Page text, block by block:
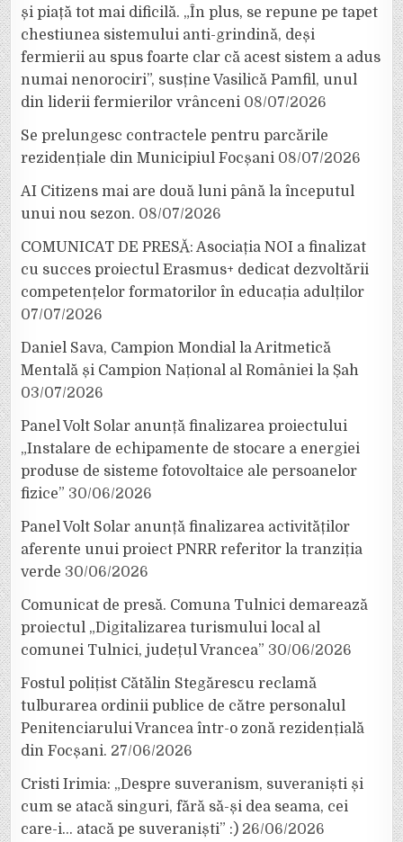
și piață tot mai dificilă. „În plus, se repune pe tapet
chestiunea sistemului anti-grindină, deși
fermierii au spus foarte clar că acest sistem a adus
numai nenorociri”, susține Vasilică Pamfil, unul
din liderii fermierilor vrânceni 08/07/2026
Se prelungesc contractele pentru parcările
rezidențiale din Municipiul Focșani 08/07/2026
AI Citizens mai are două luni până la începutul
unui nou sezon. 08/07/2026
COMUNICAT DE PRESĂ: Asociația NOI a finalizat
cu succes proiectul Erasmus+ dedicat dezvoltării
competențelor formatorilor în educația adulților
07/07/2026
Daniel Sava, Campion Mondial la Aritmetică
Mentală și Campion Național al României la Șah
03/07/2026
Panel Volt Solar anunță finalizarea proiectului
„Instalare de echipamente de stocare a energiei
produse de sisteme fotovoltaice ale persoanelor
fizice” 30/06/2026
Panel Volt Solar anunță finalizarea activităților
aferente unui proiect PNRR referitor la tranziția
verde 30/06/2026
Comunicat de presă. Comuna Tulnici demarează
proiectul „Digitalizarea turismului local al
comunei Tulnici, județul Vrancea” 30/06/2026
Fostul polițist Cătălin Stegărescu reclamă
tulburarea ordinii publice de către personalul
Penitenciarului Vrancea într-o zonă rezidențială
din Focșani. 27/06/2026
Cristi Irimia: „Despre suveranism, suveraniști și
cum se atacă singuri, fără să-și dea seama, cei
care-i… atacă pe suveraniști” :) 26/06/2026